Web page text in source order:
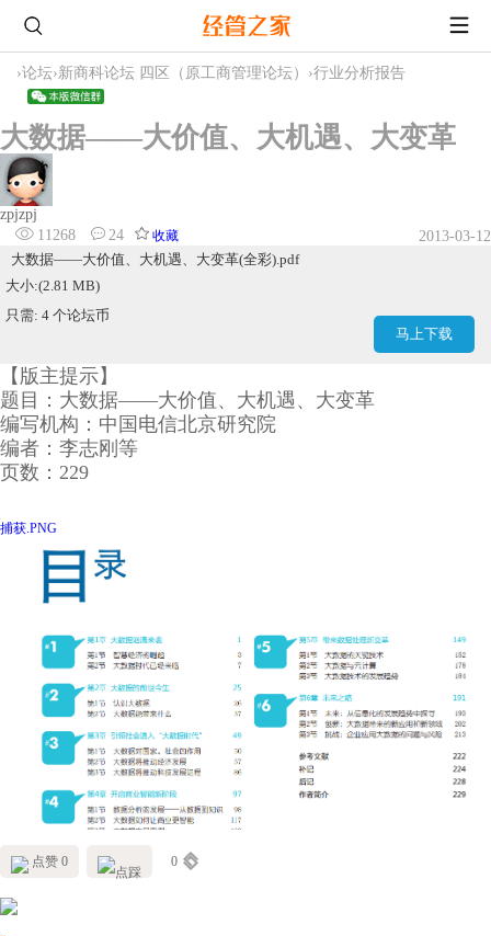
›论坛›新商科论坛 四区（原工商管理论坛） ›行业分析报告
大数据——大价值、大机遇、大变革
zpjzpj
11268
24 收藏
2013-03-12
大数据——大价值、大机遇、大变革(全彩).pdf
大小:(2.81 MB)
只需: 4 个论坛币
马上下载
【版主提示】
题目：大数据——大价值、大机遇、大变革
编写机构：中国电信北京研究院
编者：李志刚等
页数：229
捕获.PNG
点赞 0 0